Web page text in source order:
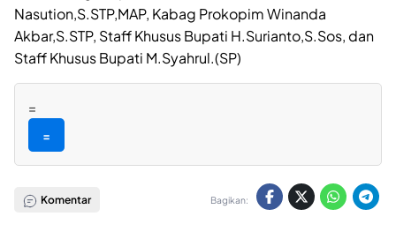
Nasution,S.STP,MAP, Kabag Prokopim Winanda
Akbar,S.STP, Staff Khusus Bupati H.Surianto,S.Sos, dan
Staff Khusus Bupati M.Syahrul.(SP)
=
=
Komentar Bagikan: